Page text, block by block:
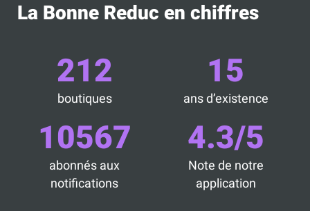
La Bonne Reduc en chiffres
212
boutiques
15
ans d’existence
10567
abonnés aux
notifications
4.3/5
Note de notre
application